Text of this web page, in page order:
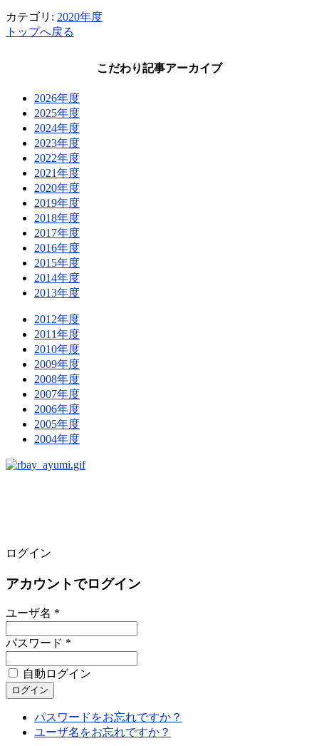
カテゴリ: 2020年度
トップへ戻る
こだわり記事アーカイブ
2026年度
2025年度
2024年度
2023年度
2022年度
2021年度
2020年度
2019年度
2018年度
2017年度
2016年度
2015年度
2014年度
2013年度
2012年度
2011年度
2010年度
2009年度
2008年度
2007年度
2006年度
2005年度
2004年度
ログイン
アカウントでログイン
ユーザ名 *
パスワード *
自動ログイン
パスワードをお忘れですか？
ユーザ名をお忘れですか？